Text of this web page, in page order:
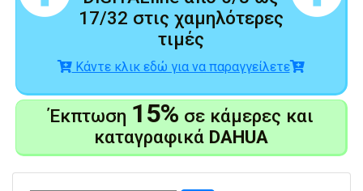
17/32 στις χαμηλότερες
τιμές
Κάντε κλικ εδώ για να παραγγείλετε
Έκπτωση 15% σε κάμερες και
καταγραφικά DAHUA